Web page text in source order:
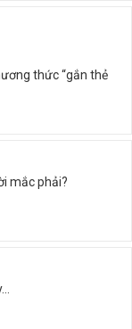
thức “gắn thẻ
mắc phải?